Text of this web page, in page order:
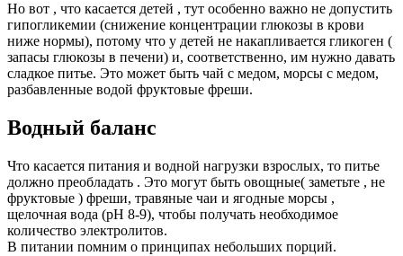
Но вот , что касается детей , тут особенно важно не допустить
гипогликемии (снижение концентрации глюкозы в крови
ниже нормы), потому что у детей не накапливается гликоген (
запасы глюкозы в печени) и, соответственно, им нужно давать
сладкое питье. Это может быть чай с медом, морсы с медом,
разбавленные водой фруктовые фреши.
Водный баланс
Что касается питания и водной нагрузки взрослых, то питье
должно преобладать . Это могут быть овощные( заметьте , не
фруктовые ) фреши, травяные чаи и ягодные морсы ,
щелочная вода (pH 8-9), чтобы получать необходимое
количество электролитов.
В питании помним о принципах небольших порций.